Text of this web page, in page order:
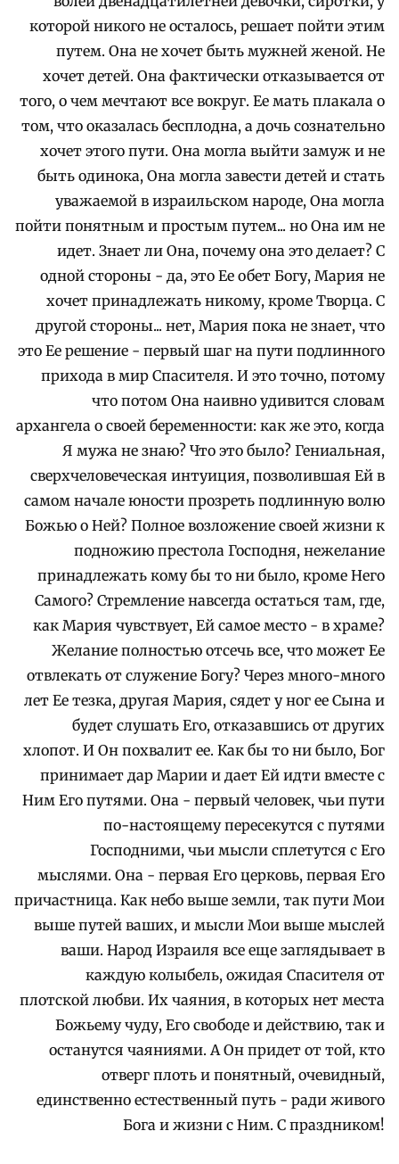
которой никого не осталось, решает пойти этим
путем. Она не хочет быть мужней женой. Не
хочет детей. Она фактически отказывается от
того, о чем мечтают все вокруг. Ее мать плакала о
том, что оказалась бесплодна, а дочь сознательно
хочет этого пути. Она могла выйти замуж и не
быть одинока, Она могла завести детей и стать
уважаемой в израильском народе, Она могла
пойти понятным и простым путем... но Она им не
идет. Знает ли Она, почему она это делает? С
одной стороны - да, это Ее обет Богу, Мария не
хочет принадлежать никому, кроме Творца. С
другой стороны... нет, Мария пока не знает, что
это Ее решение - первый шаг на пути подлинного
прихода в мир Спасителя. И это точно, потому
что потом Она наивно удивится словам
архангела о своей беременности: как же это, когда
Я мужа не знаю? Что это было? Гениальная,
сверхчеловеческая интуиция, позволившая Ей в
самом начале юности прозреть подлинную волю
Божью о Ней? Полное возложение своей жизни к
подножию престола Господня, нежелание
принадлежать кому бы то ни было, кроме Него
Самого? Стремление навсегда остаться там, где,
как Мария чувствует, Ей самое место - в храме?
Желание полностью отсечь все, что может Ее
отвлекать от служение Богу? Через много-много
лет Ее тезка, другая Мария, сядет у ног ее Сына и
будет слушать Его, отказавшись от других
хлопот. И Он похвалит ее. Как бы то ни было, Бог
принимает дар Марии и дает Ей идти вместе с
Ним Его путями. Она - первый человек, чьи пути
по-настоящему пересекутся с путями
Господними, чьи мысли сплетутся с Его
мыслями. Она - первая Его церковь, первая Его
причастница. Как небо выше земли, так пути Мои
выше путей ваших, и мысли Мои выше мыслей
ваши. Народ Израиля все еще заглядывает в
каждую колыбель, ожидая Спасителя от
плотской любви. Их чаяния, в которых нет места
Божьему чуду, Его свободе и действию, так и
останутся чаяниями. А Он придет от той, кто
отверг плоть и понятный, очевидный,
единственно естественный путь - ради живого
Бога и жизни с Ним. C праздником!